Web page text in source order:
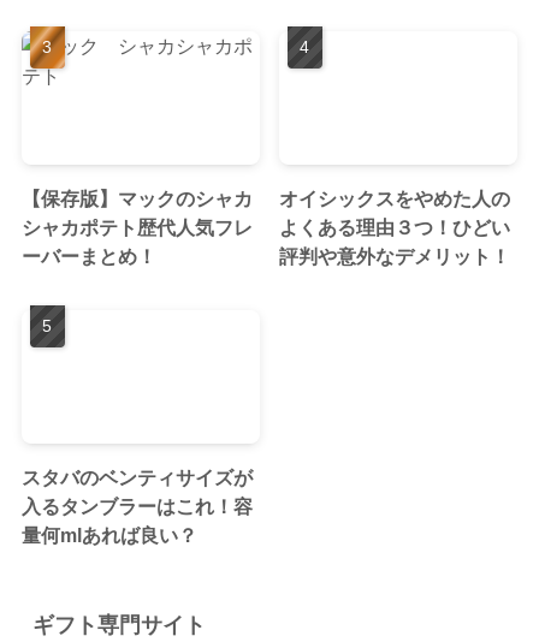
【保存版】マックのシャカ
シャカポテト歴代人気フレ
ーバーまとめ！
オイシックスをやめた人の
よくある理由３つ！ひどい
評判や意外なデメリット！
スタバのベンティサイズが
入るタンブラーはこれ！容
量何mlあれば良い？
ギフト専門サイト